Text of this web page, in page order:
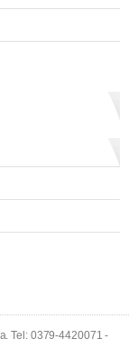
Tel: 0379-4420071 -